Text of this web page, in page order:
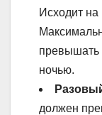
Исходит
превышать
ночью.
должен